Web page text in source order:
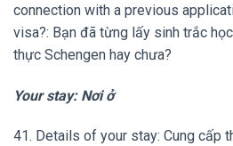
connection with a previous
visa?: Bạn đã từng lấy sinh trắc
thực Schengen hay chưa?
Your stay: Nơi ở
41. Details of your stay: Cung cấp